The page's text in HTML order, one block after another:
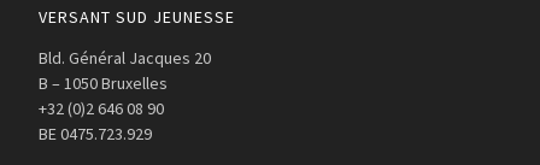
VERSANT SUD JEUNESSE
Bld. Général Jacques 20
B – 1050 Bruxelles
+32 (0)2 646 08 90
BE 0475.723.929